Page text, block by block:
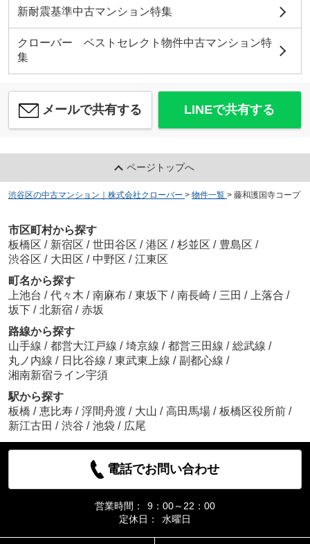
新耐震基準中古マンション特集
クローバー ベストセレクト物件中古マンション特
集
メールで共有する LINEで共有する
ページトップへ
渋谷区の中古マンション｜株式会社クローバー > 物件一覧 > 藤和護国寺コープ
市区町村から探す
板橋区 / 新宿区 / 世田谷区 / 港区 / 杉並区 / 豊島区 /
渋谷区 / 大田区 / 中野区 / 江東区
町名から探す
上池台 / 代々木 / 南麻布 / 東坂下 / 南長崎 / 三田 / 上落合 /
坂下 / 北新宿 / 赤坂
路線から探す
山手線 / 都営大江戸線 / 埼京線 / 都営三田線 / 総武線 /
丸ノ内線 / 日比谷線 / 東武東上線 / 副都心線 /
湘南新宿ライン宇須
駅から探す
板橋 / 恵比寿 / 浮間舟渡 / 大山 / 高田馬場 / 板橋区役所前 /
新江古田 / 渋谷 / 池袋 / 広尾
電話でお問い合わせ
営業時間：
9：00～22：00
定休日：
水曜日